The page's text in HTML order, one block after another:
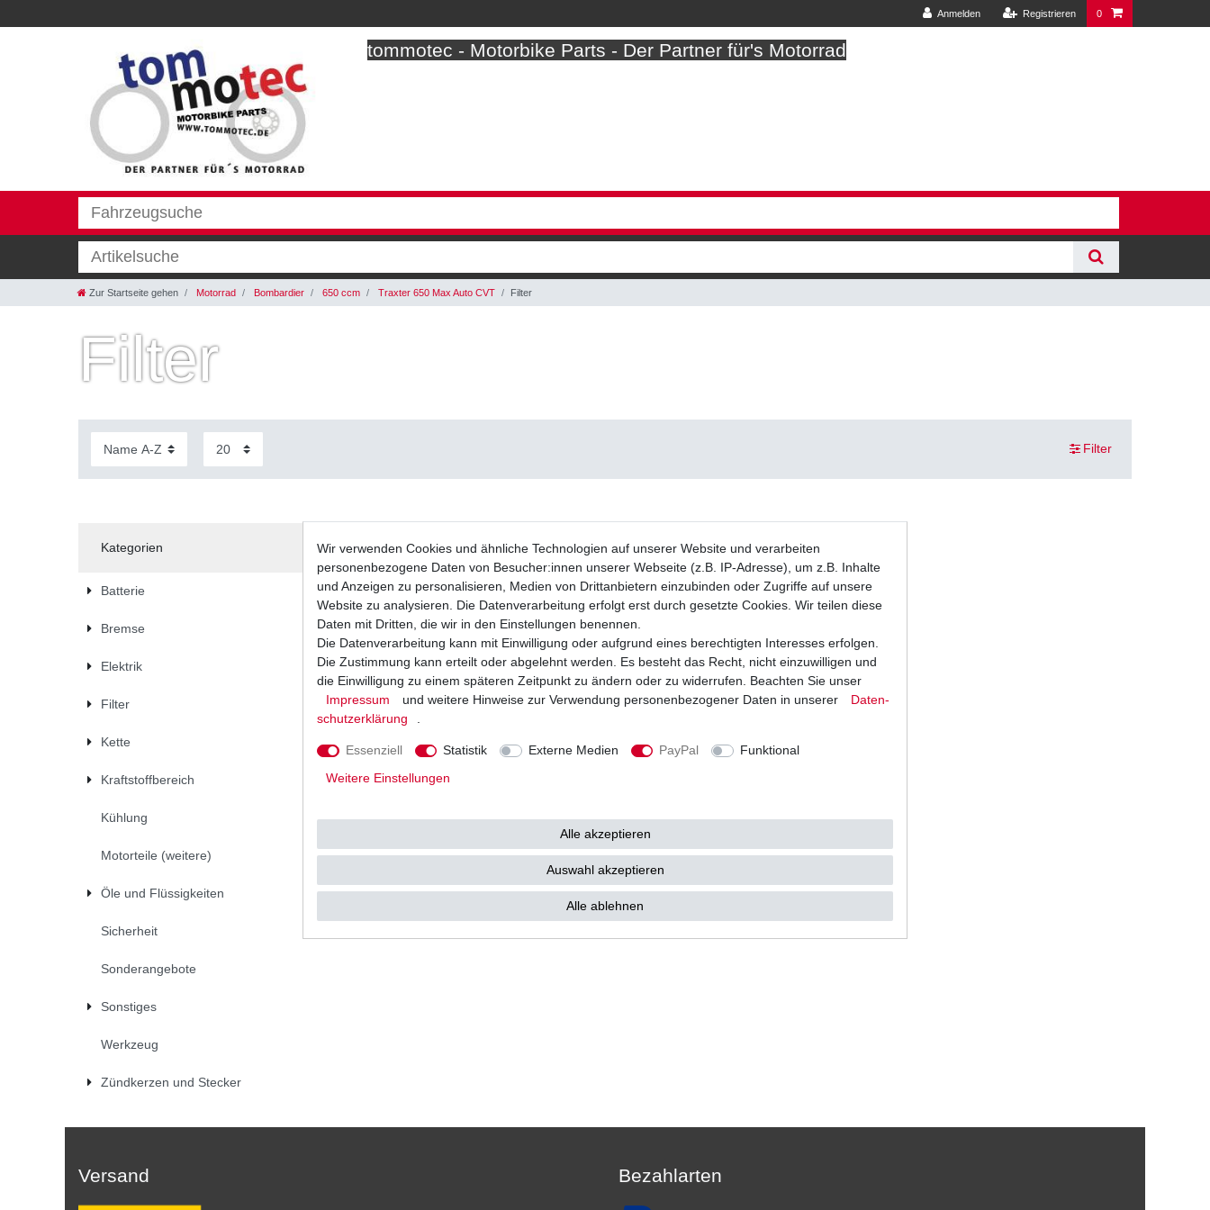
Anmelden Registrieren 0
tommotec - Motorbike Parts - Der Partner für's Motorrad
Zur Startseite gehen Motorrad Bombardier 650 ccm Traxter 650 Max Auto CVT Filter
Filter
Filter
Kategorien
Batterie
Bremse
Elektrik
Filter
Kette
Kraftstoffbereich
Kühlung
Motorteile (weitere)
Öle und Flüssigkeiten
Sicherheit
Sonderangebote
Sonstiges
Werkzeug
Zündkerzen und Stecker
Ölfilter Hiflo HF556 HF 556 Bombardier Quad John
UVP 8,84 € 7,22 € *
*inkl. ges. MwSt.zzgl.Versandkosten
Versand Bezahlarten
Wir verwenden Cookies und ähnliche Technologien auf unserer Website und verarbeiten
personenbezogene Daten von Besucher:innen unserer Webseite (z.B. IP-Adresse), um z.B. Inhalte
und Anzeigen zu personalisieren, Medien von Drittanbietern einzubinden oder Zugriffe auf unsere
Website zu analysieren. Die Datenverarbeitung erfolgt erst durch gesetzte Cookies. Wir teilen diese
Daten mit Dritten, die wir in den Einstellungen benennen.
Die Datenverarbeitung kann mit Einwilligung oder aufgrund eines berechtigten Interesses erfolgen.
Die Zustimmung kann erteilt oder abgelehnt werden. Es besteht das Recht, nicht einzuwilligen und
die Einwilligung zu einem späteren Zeitpunkt zu ändern oder zu widerrufen. Beachten Sie unser
Impressum
und weitere Hinweise zur Verwendung personenbezogener Daten in unserer
Daten­
schutz­erklärung
Essenziell Statistik Externe Medien PayPal
Funktional
Weitere Einstellungen
Alle akzeptieren
Auswahl akzeptieren
Alle ablehnen